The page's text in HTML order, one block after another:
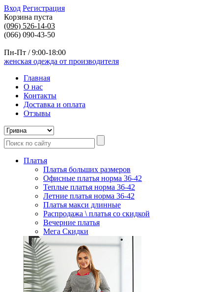
Вход Регистрация
Корзина пуста
(096) 526-14-03
(066) 090-43-50
Пн-Пт / 9:00-18:00
женская одежда от производителя
Главная
О нас
Контакты
Доставка и оплата
Отзывы
Платья
Платья больших размеров
Офисные платья норма 36-42
Теплые платья норма 36-42
Летние платья норма 36-42
Платья макси длинные
Распродажа \ платья со скидкой
Вечерние платья
Мега Скидки